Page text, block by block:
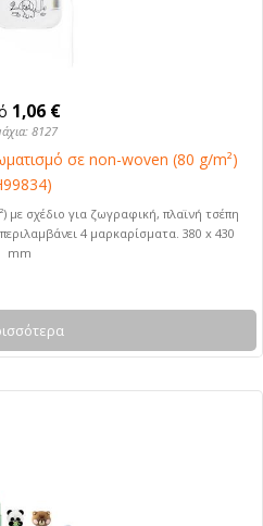
1,06 €
8127
σε non-woven (80 g/m²)
με σχέδιο για ζωγραφική, πλαϊνή τσέπη
4 μαρκαρίσματα. 380 x 430
mm